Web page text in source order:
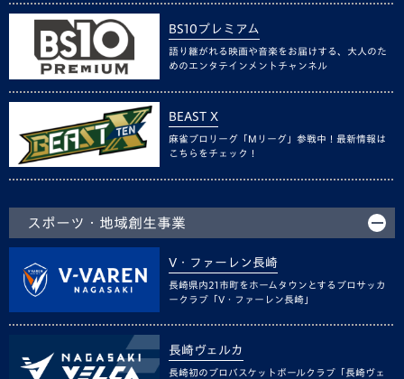
BS10プレミアム
語り継がれる映画や音楽をお届けする、大人のた
めのエンタテインメントチャンネル
BEAST X
麻雀プロリーグ「Mリーグ」参戦中！最新情報は
こちらをチェック！
スポーツ・地域創生事業
V・ファーレン長崎
長崎県内21市町をホームタウンとするプロサッカ
ークラブ「V・ファーレン長崎」
長崎ヴェルカ
長崎初のプロバスケットボールクラブ「長崎ヴェ